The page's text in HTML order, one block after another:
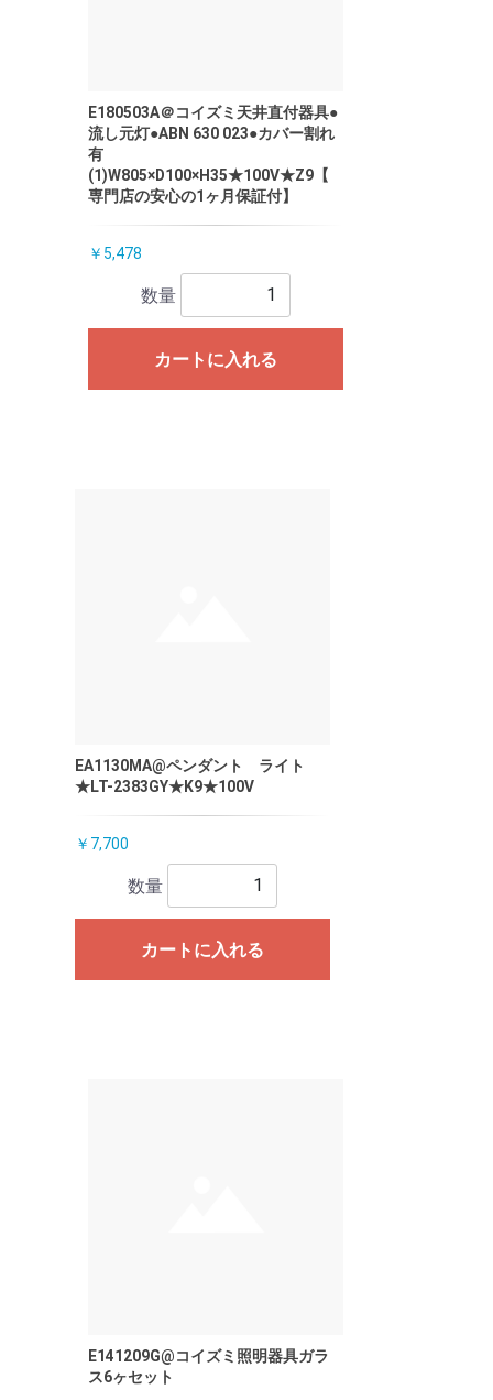
E180503A＠コイズミ天井直付器具●
流し元灯●ABN 630 023●カバー割れ
有
(1)W805×D100×H35★100V★Z9【
専門店の安心の1ヶ月保証付】
￥5,478
数量
カートに入れる
EA1130MA@ペンダント ライト
★LT-2383GY★K9★100V
￥7,700
数量
カートに入れる
E141209G@コイズミ照明器具ガラ
ス6ヶセット